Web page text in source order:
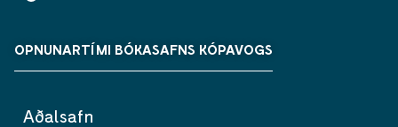
OPNUNARTÍMI BÓKASAFNS KÓPAVOGS
Aðalsafn